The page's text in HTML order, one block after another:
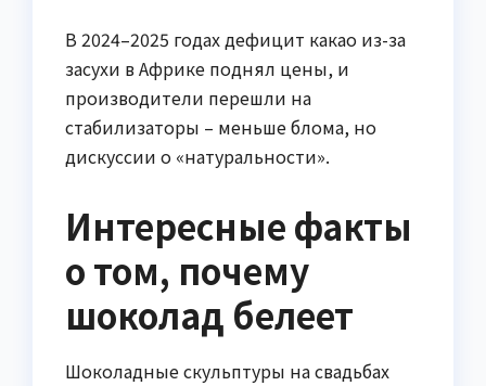
В 2024–2025 годах дефицит какао из-за
засухи в Африке поднял цены, и
производители перешли на
стабилизаторы – меньше блома, но
дискуссии о «натуральности».
Интересные факты
о том, почему
шоколад белеет
Шоколадные скульптуры на свадьбах